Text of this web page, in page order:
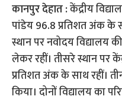
कानपुर देहात :केंद्रीय
पांडेय 96.8 प्रतिशत अंक के
स्थान पर नवोदय विद्यालय
लेकर रहीं। तीसरे स्थान पर
प्रतिशत अंक के साथ रहीं।
किया। दोनों विद्यालय का